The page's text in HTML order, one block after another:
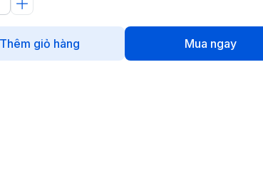
Thêm giỏ hàng Mua ngay